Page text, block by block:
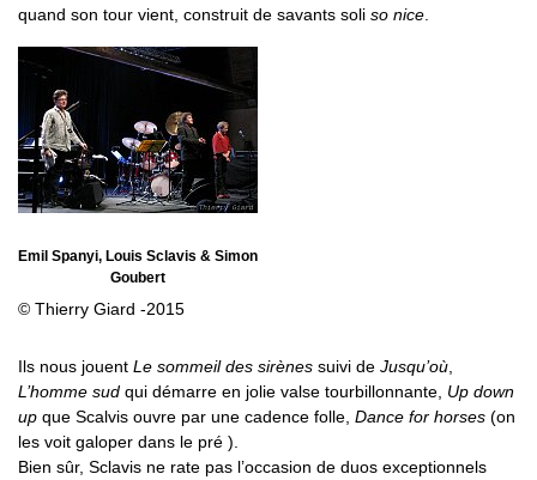
quand son tour vient, construit de savants soli so nice
Emil Spanyi, Louis Sclavis & Simon
Goubert
© Thierry Giard -2015
Ils nous jouent Le sommeil des sirènes suivi de Jusqu’où
L’homme sud qui démarre en jolie valse tourbillonnante, Up down
up que Scalvis ouvre par une cadence folle, Dance for horses (on
les voit galoper dans le pré ).
Bien sûr, Sclavis ne rate pas l’occasion de duos exceptionnels